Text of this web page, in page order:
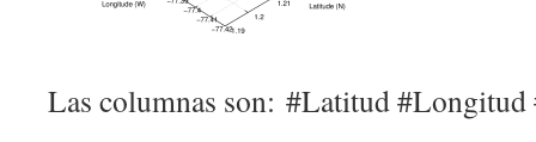
Las columnas son: #Latitud